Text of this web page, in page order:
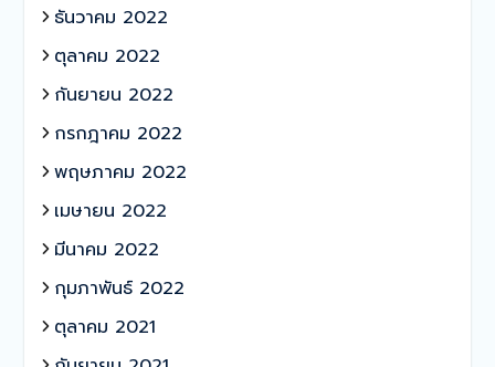
ธันวาคม 2022
ตุลาคม 2022
กันยายน 2022
กรกฎาคม 2022
พฤษภาคม 2022
เมษายน 2022
มีนาคม 2022
กุมภาพันธ์ 2022
ตุลาคม 2021